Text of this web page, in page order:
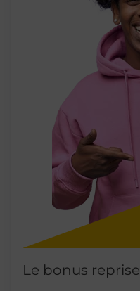
Le bonus reprise